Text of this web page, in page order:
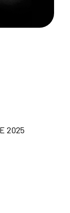
2025